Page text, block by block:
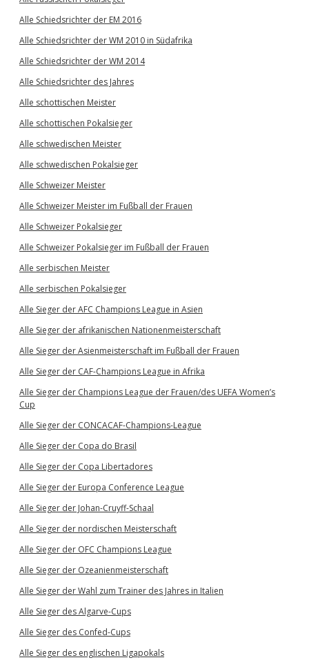
Alle Schiedsrichter der EM 2016
Alle Schiedsrichter der WM 2010 in Südafrika
Alle Schiedsrichter der WM 2014
Alle Schiedsrichter des Jahres
Alle schottischen Meister
Alle schottischen Pokalsieger
Alle schwedischen Meister
Alle schwedischen Pokalsieger
Alle Schweizer Meister
Alle Schweizer Meister im Fußball der Frauen
Alle Schweizer Pokalsieger
Alle Schweizer Pokalsieger im Fußball der Frauen
Alle serbischen Meister
Alle serbischen Pokalsieger
Alle Sieger der AFC Champions League in Asien
Alle Sieger der afrikanischen Nationenmeisterschaft
Alle Sieger der Asienmeisterschaft im Fußball der Frauen
Alle Sieger der CAF-Champions League in Afrika
Alle Sieger der Champions League der Frauen/des UEFA Women’s
Cup
Alle Sieger der CONCACAF-Champions-League
Alle Sieger der Copa do Brasil
Alle Sieger der Copa Libertadores
Alle Sieger der Europa Conference League
Alle Sieger der Johan-Cruyff-Schaal
Alle Sieger der nordischen Meisterschaft
Alle Sieger der OFC Champions League
Alle Sieger der Ozeanienmeisterschaft
Alle Sieger der Wahl zum Trainer des Jahres in Italien
Alle Sieger des Algarve-Cups
Alle Sieger des Confed-Cups
Alle Sieger des englischen Ligapokals